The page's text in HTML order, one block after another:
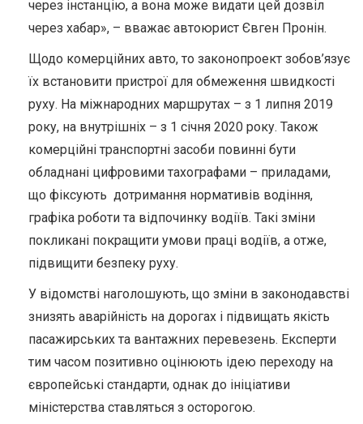
через інстанцію, а вона може видати цей дозвіл
через хабар», – вважає автоюрист Євген Пронін.
Щодо комерційних авто, то законопроект зобов’язує
їх встановити пристрої для обмеження швидкості
руху. На міжнародних маршрутах – з 1 липня 2019
року, на внутрішніх – з 1 січня 2020 року. Також
комерційні транспортні засоби повинні бути
обладнані цифровими тахографами – приладами,
що фіксують дотримання нормативів водіння,
графіка роботи та відпочинку водіїв. Такі зміни
покликані покращити умови праці водіїв, а отже,
підвищити безпеку руху.
У відомстві наголошують, що зміни в законодавстві
знизять аварійність на дорогах і підвищать якість
пасажирських та вантажних перевезень. Експерти
тим часом позитивно оцінюють ідею переходу на
європейські стандарти, однак до ініціативи
міністерства ставляться з осторогою.